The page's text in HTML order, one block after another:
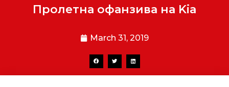
Пролетна офанзива на Kia
March 31, 2019